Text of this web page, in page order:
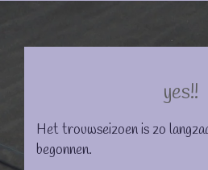
yes!!
Het trouwseizoen is zo
begonnen.